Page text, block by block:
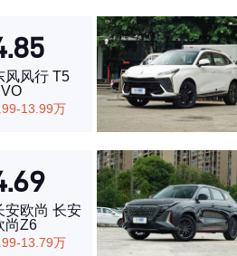
同级车
风风行 T5
13.99万
安欧尚 长安
尚Z6
13.79万